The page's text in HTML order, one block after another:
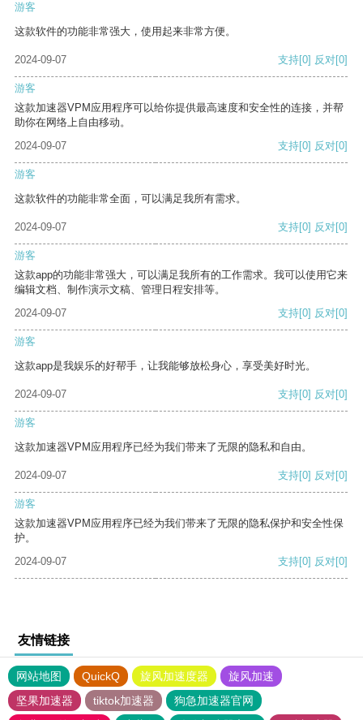
游客
这款软件的功能非常强大，使用起来非常方便。
2024-09-07 支持[0] 反对[0]
游客
这款加速器VPM应用程序可以给你提供最高速度和安全性的连接，并帮
助你在网络上自由移动。
2024-09-07
支持[0] 反对[0]
游客
这款软件的功能非常全面，可以满足我所有需求。
2024-09-07 支持[0] 反对[0]
游客
这款app的功能非常强大，可以满足我所有的工作需求。我可以使用它来
编辑文档、制作演示文稿、管理日程安排等。
2024-09-07
支持[0] 反对[0]
游客
这款app是我娱乐的好帮手，让我能够放松身心，享受美好时光。
2024-09-07 支持[0] 反对[0]
游客
这款加速器VPM应用程序已经为我们带来了无限的隐私和自由。
2024-09-07 支持[0] 反对[0]
游客
这款加速器VPM应用程序已经为我们带来了无限的隐私保护和安全性保
护。
2024-09-07
支持[0] 反对[0]
友情链接
网站地图 QuickQ 旋风加速度器
旋风加速
坚果加速器
tiktok加速器
狗急加速器官网